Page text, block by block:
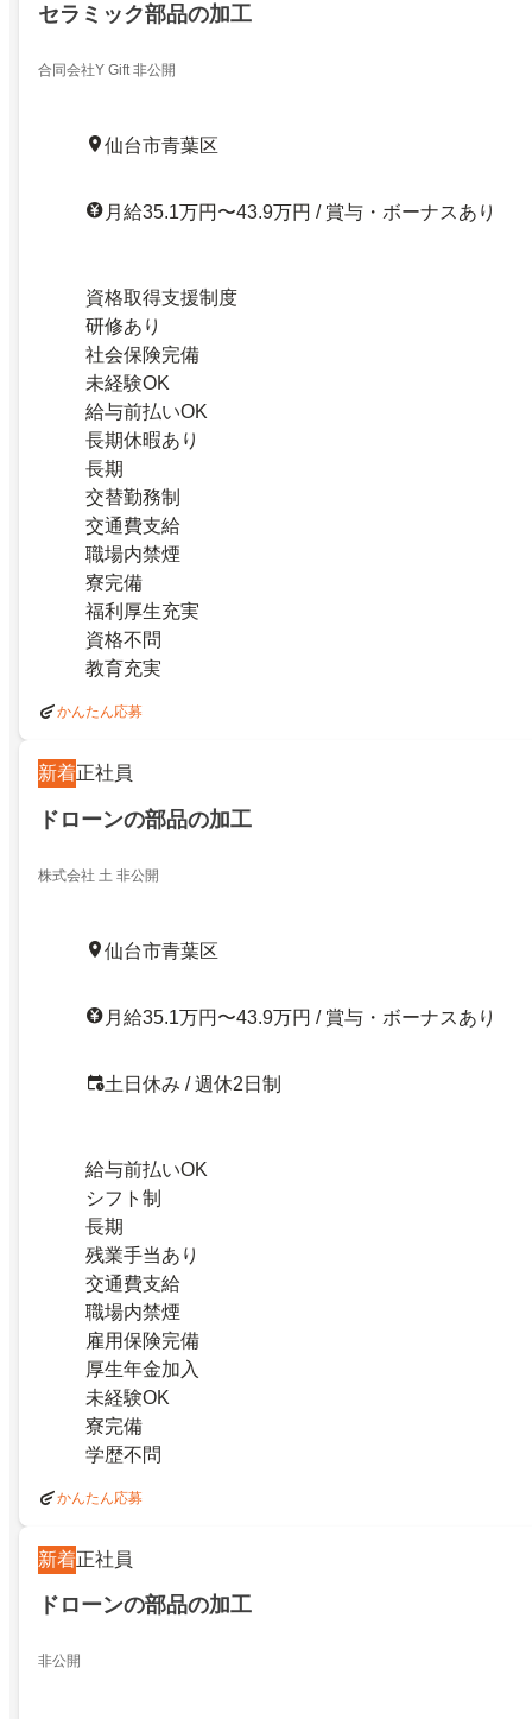
セラミック部品の加工
合同会社Y Gift 非公開
仙台市青葉区
月給35.1万円〜43.9万円 / 賞与・ボーナスあり
資格取得支援制度
研修あり
社会保険完備
未経験OK
給与前払いOK
長期休暇あり
長期
交替勤務制
交通費支給
職場内禁煙
寮完備
福利厚生充実
資格不問
教育充実
かんたん応募
新着正社員
ドローンの部品の加工
株式会社 土 非公開
仙台市青葉区
月給35.1万円〜43.9万円 / 賞与・ボーナスあり
土日休み / 週休2日制
給与前払いOK
シフト制
長期
残業手当あり
交通費支給
職場内禁煙
雇用保険完備
厚生年金加入
未経験OK
寮完備
学歴不問
かんたん応募
新着正社員
ドローンの部品の加工
非公開